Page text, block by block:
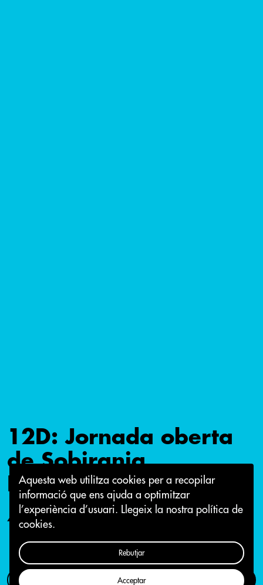
Aquesta web utilitza cookies per a recopilar
informació que ens ajuda a optimitzar
l’experiència d’usuari. Llegeix la nostra política de
cookies.
Rebutjar
Acceptar
12D: Jornada oberta
de Sobirania
Residencial
4 de desembre 2015
Com participar Campanya